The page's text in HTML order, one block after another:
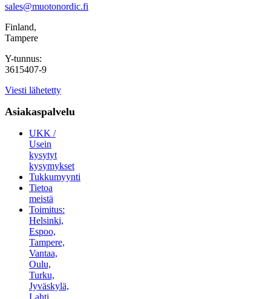
sales@muotonordic.fi
Finland,
Tampere
Y-tunnus:
3615407-9
Viesti lähetetty
Asiakaspalvelu
UKK /
Usein
kysytyt
kysymykset
Tukkumyynti
Tietoa
meistä
Toimitus:
Helsinki,
Espoo,
Tampere,
Vantaa,
Oulu,
Turku,
Jyväskylä,
Lahti,